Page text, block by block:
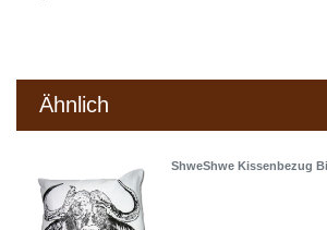
Ähnlich
ShweShwe Kissenbezug